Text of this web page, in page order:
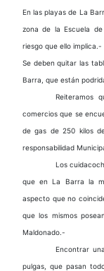
En las playas de La
zona de la Escuela
riesgo que ello implica.-
Se deben quitar las
Barra, que están
Reiteramos
comercios que se
de gas de 250 kilos
responsabilidad
Los
que en La Barra la
aspecto que no
que los mismos
Maldonado.-
Encontrar
pulgas, que pasan